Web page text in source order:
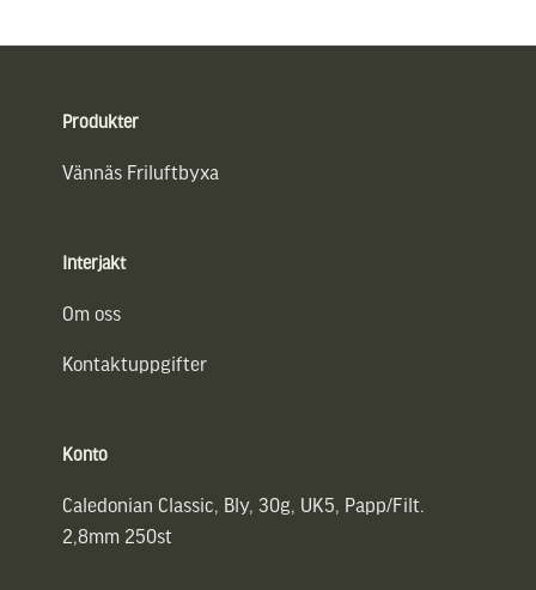
Produkter
Vännäs Friluftbyxa
Interjakt
Om oss
Kontaktuppgifter
Konto
Caledonian Classic, Bly, 30g, UK5, Papp/Filt.
2,8mm 250st